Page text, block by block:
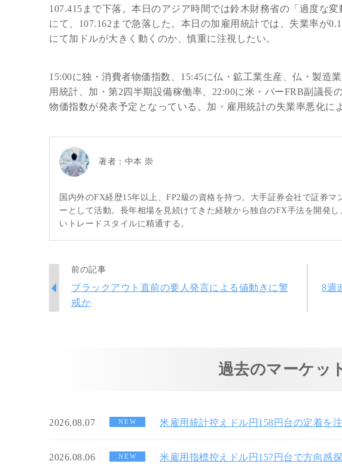
107.415まで下落。本日のアジア時間では鈴木財務省の「過度な
にて、107.162まで急落した。本日の加雇用統計では、失業率が
にて加ドルが大きく動くのか、慎重に注視したい。
15:00に独・消費者物価指数、15:45に仏・鉱工業生産、仏・製造
用統計、加・第2四半期設備稼働率、22:00に米・バーFRB副議長
物価指数が発表予定となっている。加・雇用統計の失業率悪化に
著者： 中本 崇
国内外のFX経歴15年以上、FP2級の資格を持つ。大手証券会社で証券
ーとして活動。長年相場を見続けてきた経験から独自のFX手法を開発
いトレードスタイルに精通する。
前の記事
ブラックアウト直前の要人発言による値動きに警
戒か
8週
過去のマーケッ
2026.08.07 NEW 米雇用統計控えドル円158円台の定着を
2026.08.06 NEW 米雇用指標控えドル円157円台で方向感